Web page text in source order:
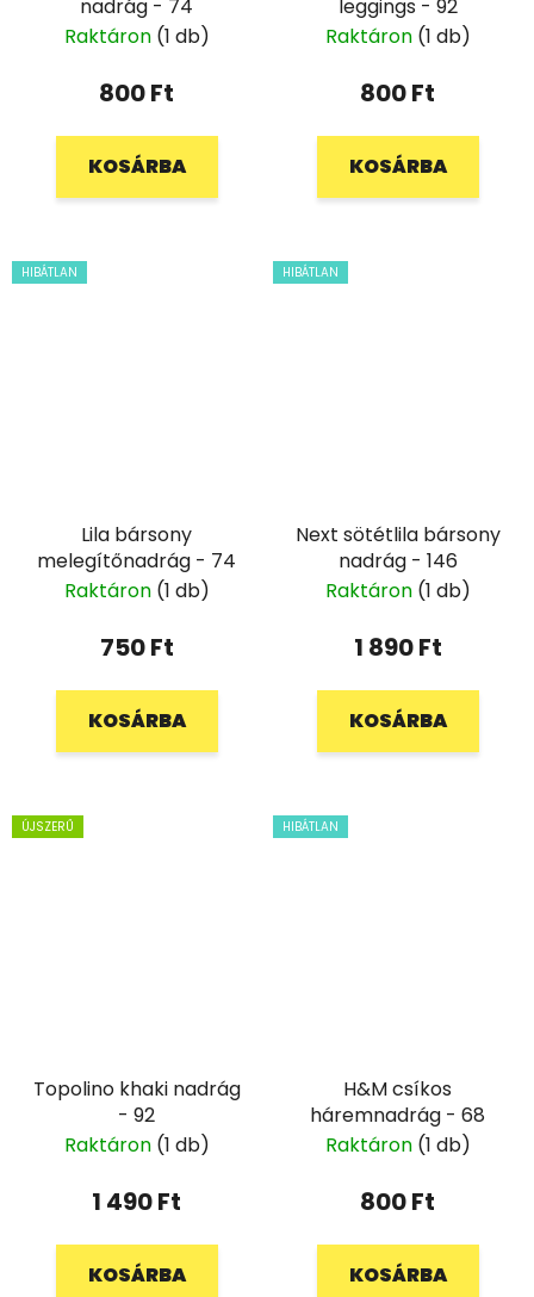
nadrág - 74
Raktáron (1 db)
800 Ft
KOSÁRBA
leggings - 92
Raktáron (1 db)
800 Ft
KOSÁRBA
HIBÁTLAN
Lila bársony
melegítőnadrág - 74
Raktáron (1 db)
750 Ft
KOSÁRBA
HIBÁTLAN
Next sötétlila bársony
nadrág - 146
Raktáron (1 db)
1 890 Ft
KOSÁRBA
ÚJSZERŰ
Topolino khaki nadrág
- 92
Raktáron (1 db)
1 490 Ft
KOSÁRBA
HIBÁTLAN
H&M csíkos
háremnadrág - 68
Raktáron (1 db)
800 Ft
KOSÁRBA